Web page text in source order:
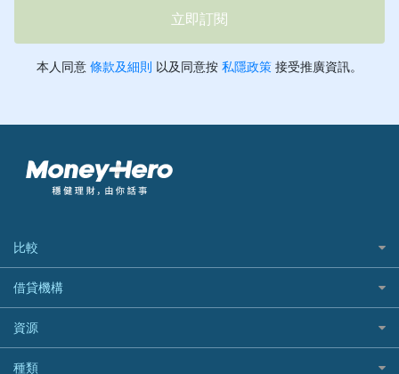
比較
私人貸款比較
稅季/稅務貸款
網上貸款
結餘轉戶(清卡數貸款)
借貸機構
BEA 東亞銀行
BOC 中國銀行
資源
如何申請個人貸款
種類